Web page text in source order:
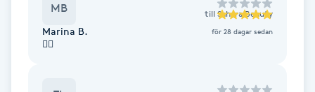
Gellack med förstärkning
MB till Sahara Beauty
Marina B. för 28 dagar sedan
👍🏼